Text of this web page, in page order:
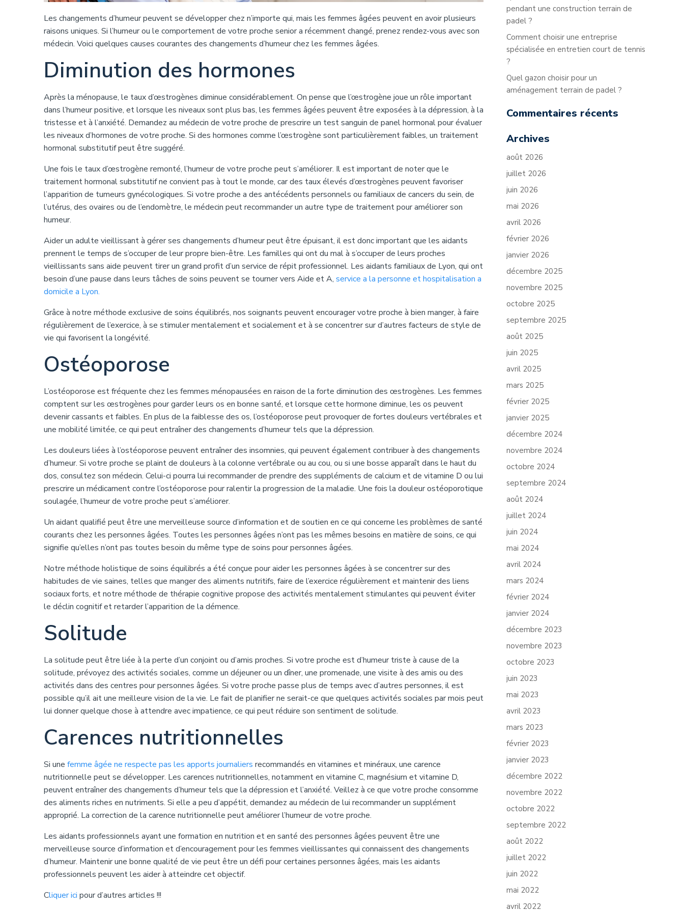
Les changements d’humeur peuvent se développer chez n’importe qui, mais les femmes âgées peuvent en avoir plusieurs
raisons uniques. Si l’humeur ou le comportement de votre proche senior a récemment changé, prenez rendez-vous avec son
médecin. Voici quelques causes courantes des changements d’humeur chez les femmes âgées.
Diminution des hormones
Après la ménopause, le taux d’œstrogènes diminue considérablement. On pense que l’œstrogène joue un rôle important
dans l’humeur positive, et lorsque les niveaux sont plus bas, les femmes âgées peuvent être exposées à la dépression, à la
tristesse et à l’anxiété. Demandez au médecin de votre proche de prescrire un test sanguin de panel hormonal pour évaluer
les niveaux d’hormones de votre proche. Si des hormones comme l’œstrogène sont particulièrement faibles, un traitement
hormonal substitutif peut être suggéré.
Une fois le taux d’œstrogène remonté, l’humeur de votre proche peut s’améliorer. Il est important de noter que le
traitement hormonal substitutif ne convient pas à tout le monde, car des taux élevés d’œstrogènes peuvent favoriser
l’apparition de tumeurs gynécologiques. Si votre proche a des antécédents personnels ou familiaux de cancers du sein, de
l’utérus, des ovaires ou de l’endomètre, le médecin peut recommander un autre type de traitement pour améliorer son
humeur.
Aider un adulte vieillissant à gérer ses changements d’humeur peut être épuisant, il est donc important que les aidants
prennent le temps de s’occuper de leur propre bien-être. Les familles qui ont du mal à s’occuper de leurs proches
vieillissants sans aide peuvent tirer un grand profit d’un service de répit professionnel. Les aidants familiaux de Lyon, qui ont
besoin d’une pause dans leurs tâches de soins peuvent se tourner vers Aide et A, service a la personne et hospitalisation a
domicile a Lyon.
Grâce à notre méthode exclusive de soins équilibrés, nos soignants peuvent encourager votre proche à bien manger, à faire
régulièrement de l’exercice, à se stimuler mentalement et socialement et à se concentrer sur d’autres facteurs de style de
vie qui favorisent la longévité.
Ostéoporose
L’ostéoporose est fréquente chez les femmes ménopausées en raison de la forte diminution des œstrogènes. Les femmes
comptent sur les œstrogènes pour garder leurs os en bonne santé, et lorsque cette hormone diminue, les os peuvent
devenir cassants et faibles. En plus de la faiblesse des os, l’ostéoporose peut provoquer de fortes douleurs vertébrales et
une mobilité limitée, ce qui peut entraîner des changements d’humeur tels que la dépression.
Les douleurs liées à l’ostéoporose peuvent entraîner des insomnies, qui peuvent également contribuer à des changements
d’humeur. Si votre proche se plaint de douleurs à la colonne vertébrale ou au cou, ou si une bosse apparaît dans le haut du
dos, consultez son médecin. Celui-ci pourra lui recommander de prendre des suppléments de calcium et de vitamine D ou lui
prescrire un médicament contre l’ostéoporose pour ralentir la progression de la maladie. Une fois la douleur ostéoporotique
soulagée, l’humeur de votre proche peut s’améliorer.
Un aidant qualifié peut être une merveilleuse source d’information et de soutien en ce qui concerne les problèmes de santé
courants chez les personnes âgées. Toutes les personnes âgées n’ont pas les mêmes besoins en matière de soins, ce qui
signifie qu’elles n’ont pas toutes besoin du même type de soins pour personnes âgées.
Notre méthode holistique de soins équilibrés a été conçue pour aider les personnes âgées à se concentrer sur des
habitudes de vie saines, telles que manger des aliments nutritifs, faire de l’exercice régulièrement et maintenir des liens
sociaux forts, et notre méthode de thérapie cognitive propose des activités mentalement stimulantes qui peuvent éviter
le déclin cognitif et retarder l’apparition de la démence.
Solitude
La solitude peut être liée à la perte d’un conjoint ou d’amis proches. Si votre proche est d’humeur triste à cause de la
solitude, prévoyez des activités sociales, comme un déjeuner ou un dîner, une promenade, une visite à des amis ou des
activités dans des centres pour personnes âgées. Si votre proche passe plus de temps avec d’autres personnes, il est
possible qu’il ait une meilleure vision de la vie. Le fait de planifier ne serait-ce que quelques activités sociales par mois peut
lui donner quelque chose à attendre avec impatience, ce qui peut réduire son sentiment de solitude.
Carences nutritionnelles
Si une femme âgée ne respecte pas les apports journaliers recommandés en vitamines et minéraux, une carence
nutritionnelle peut se développer. Les carences nutritionnelles, notamment en vitamine C, magnésium et vitamine D,
peuvent entraîner des changements d’humeur tels que la dépression et l’anxiété. Veillez à ce que votre proche consomme
des aliments riches en nutriments. Si elle a peu d’appétit, demandez au médecin de lui recommander un supplément
approprié. La correction de la carence nutritionnelle peut améliorer l’humeur de votre proche.
Les aidants professionnels ayant une formation en nutrition et en santé des personnes âgées peuvent être une
merveilleuse source d’information et d’encouragement pour les femmes vieillissantes qui connaissent des changements
d’humeur. Maintenir une bonne qualité de vie peut être un défi pour certaines personnes âgées, mais les aidants
professionnels peuvent les aider à atteindre cet objectif.
Cliquer ici pour d’autres articles !!!
pendant une construction terrain de
padel ?
Comment choisir une entreprise
spécialisée en entretien court de tennis
?
Quel gazon choisir pour un
aménagement terrain de padel ?
Commentaires récents
Archives
août 2026
juillet 2026
juin 2026
mai 2026
avril 2026
février 2026
janvier 2026
décembre 2025
novembre 2025
octobre 2025
septembre 2025
août 2025
juin 2025
avril 2025
mars 2025
février 2025
janvier 2025
décembre 2024
novembre 2024
octobre 2024
septembre 2024
août 2024
juillet 2024
juin 2024
mai 2024
avril 2024
mars 2024
février 2024
janvier 2024
décembre 2023
novembre 2023
octobre 2023
juin 2023
mai 2023
avril 2023
mars 2023
février 2023
janvier 2023
décembre 2022
novembre 2022
octobre 2022
septembre 2022
août 2022
juillet 2022
juin 2022
mai 2022
avril 2022